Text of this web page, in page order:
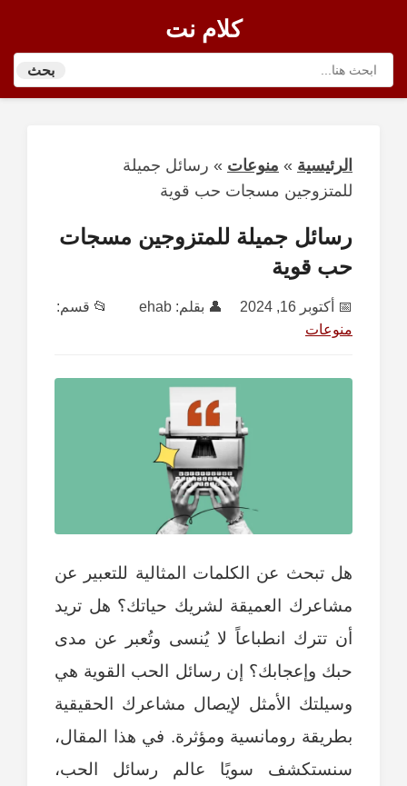
كلام نت
بحث
الرئيسية » منوعات » رسائل جميلة
للمتزوجين مسجات حب قوية
رسائل جميلة للمتزوجين مسجات
حب قوية
📅 أكتوبر 16, 2024 👤 بقلم: ehab
📂 قسم:
منوعات
هل تبحث عن الكلمات المثالية للتعبير عن
مشاعرك العميقة لشريك حياتك؟ هل تريد
أن تترك انطباعاً لا يُنسى وتُعبر عن مدى
حبك وإعجابك؟ إن رسائل الحب القوية هي
وسيلتك الأمثل لإيصال مشاعرك الحقيقية
بطريقة رومانسية ومؤثرة. في هذا المقال،
سنستكشف سويًا عالم رسائل الحب،